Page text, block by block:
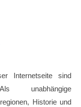
Internetseite sind
unabhängige
Historie und